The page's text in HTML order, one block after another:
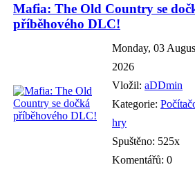
Mafia: The Old Country se
příběhového DLC!
Monday, 03
2026
Vložil: aDDmin
Kategorie:
hry
Spuštěno: 525x
Komentářů: 0